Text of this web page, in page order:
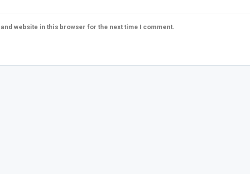
website in this browser for the next time I comment.